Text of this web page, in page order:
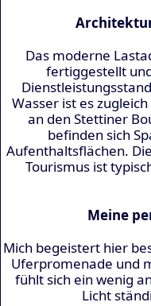
Das moderne
fertiggestellt
Wasser ist es
an den Stettiner
befinden sich
Aufenthaltsflächen.
Tourismus ist
Meine
Mich begeistert hier
Uferpromenade und
fühlt sich ein wenig
Licht